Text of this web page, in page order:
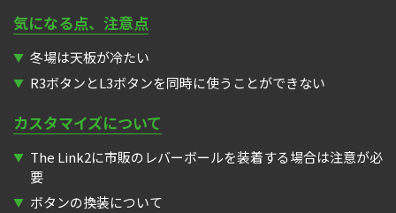
気になる点、注意点
冬場は天板が冷たい
R3ボタンとL3ボタンを同時に使うことができない
カスタマイズについて
The Link2に市販のレバーボールを装着する場合は注意が必
要
ボタンの換装について